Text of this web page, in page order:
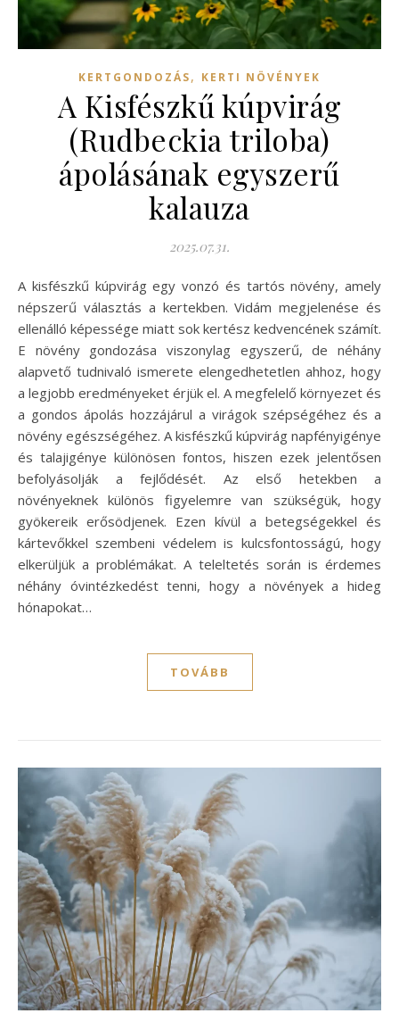
KERTGONDOZÁS, KERTI NÖVÉNYEK
A Kisfészkű kúpvirág
(Rudbeckia triloba)
ápolásának egyszerű
kalauza
2025.07.31.
A kisfészkű kúpvirág egy vonzó és tartós növény, amely
népszerű választás a kertekben. Vidám megjelenése és
ellenálló képessége miatt sok kertész kedvencének számít.
E növény gondozása viszonylag egyszerű, de néhány
alapvető tudnivaló ismerete elengedhetetlen ahhoz, hogy
a legjobb eredményeket érjük el. A megfelelő környezet és
a gondos ápolás hozzájárul a virágok szépségéhez és a
növény egészségéhez. A kisfészkű kúpvirág napfényigénye
és talajigénye különösen fontos, hiszen ezek jelentősen
befolyásolják a fejlődését. Az első hetekben a
növényeknek különös figyelemre van szükségük, hogy
gyökereik erősödjenek. Ezen kívül a betegségekkel és
kártevőkkel szembeni védelem is kulcsfontosságú, hogy
elkerüljük a problémákat. A teleltetés során is érdemes
néhány óvintézkedést tenni, hogy a növények a hideg
hónapokat…
TOVÁBB